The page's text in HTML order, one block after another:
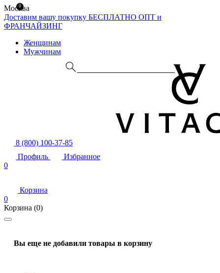
Москва
Доставим вашу покупку БЕСПЛАТНО ОПТ и
ФРАНЧАЙЗИНГ
Женщинам
Мужчинам
8 (800) 100-37-85
Профиль
Избранное
0
Корзина
0
Корзина (0)
Вы еще не добавили товары в корзину
0